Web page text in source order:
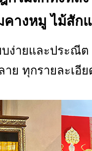
คางหมู ไม้สัก
บง่ายและประณี
าย ทุกรายละเอี